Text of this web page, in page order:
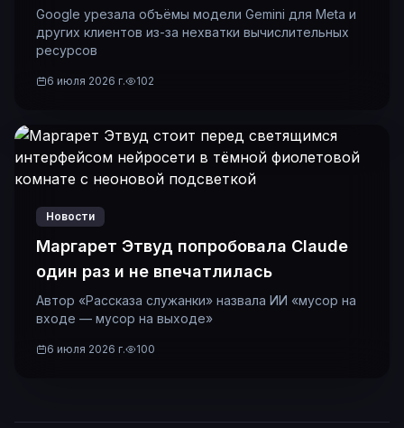
даже гигантов
Google урезала объёмы модели Gemini для Meta и
других клиентов из-за нехватки вычислительных
ресурсов
6 июля 2026 г. 102
Новости
Маргарет Этвуд попробовала Claude
один раз и не впечатлилась
Автор «Рассказа служанки» назвала ИИ «мусор на
входе — мусор на выходе»
6 июля 2026 г. 100